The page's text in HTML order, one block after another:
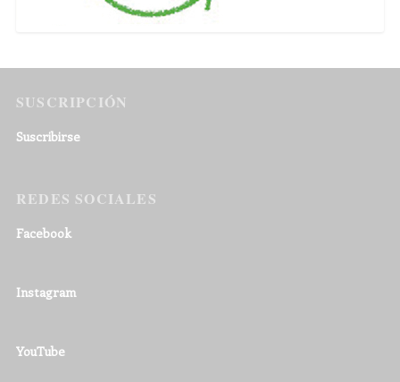
SUSCRIPCIÓN
Suscribirse
REDES SOCIALES
Facebook
Instagram
YouTube